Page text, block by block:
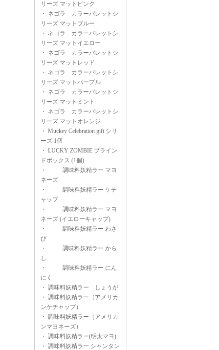
リーズ マットピンク
・ ネゴラ カラーパレットシ
リーズ マットブルー
・ ネゴラ カラーパレットシ
リーズ マットイエロー
・ ネゴラ カラーパレットシ
リーズ マットレッド
・ ネゴラ カラーパレットシ
リーズ マットパープル
・ ネゴラ カラーパレットシ
リーズ マットミント
・ ネゴラ カラーパレットシ
リーズ マットオレンジ
・ Muckey Celebration gift シリ
ーズ 1個
・ LUCKY ZOMBIE ブライン
ドボックス (1個)
・
調味料妖精ラー マヨ
ネーズ
・
調味料妖精ラー ケチ
ャップ
・
調味料妖精ラー マヨ
ネーズ (イエローキャップ)
・
調味料妖精ラー わさ
び
・
調味料妖精ラー から
し
・
調味料妖精ラー にん
にく
・ 調味料妖精ラー しょうが
・ 調味料妖精ラー（アメリカ
ンケチャップ）
・ 調味料妖精ラー（アメリカ
ンマヨネーズ）
・ 調味料妖精ラー(明太マヨ)
・ 調味料妖精ラー シャンタン